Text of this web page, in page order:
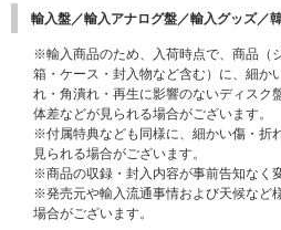
輸入盤／輸入アナログ盤／輸入グッズ／
※輸入商品のため、入荷時点で、商品（
箱・ケース・封入物など含む）に、細か
れ・角潰れ・再生に影響のないディスク
体差などが見られる場合がございます。
※付属特典なども同様に、細かい傷・折
見られる場合がございます。
※商品の収録・封入内容が事前告知なく
※発売元や輸入流通事情および天候など
場合がございます。